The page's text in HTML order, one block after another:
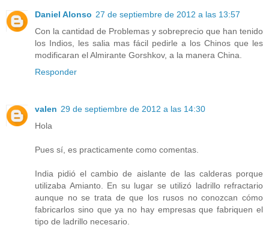
Daniel Alonso 27 de septiembre de 2012 a las 13:57
Con la cantidad de Problemas y sobreprecio que han tenido
los Indios, les salia mas fácil pedirle a los Chinos que les
modificaran el Almirante Gorshkov, a la manera China.
Responder
valen 29 de septiembre de 2012 a las 14:30
Hola
Pues sí, es practicamente como comentas.
India pidió el cambio de aislante de las calderas porque
utilizaba Amianto. En su lugar se utilizó ladrillo refractario
aunque no se trata de que los rusos no conozcan cómo
fabricarlos sino que ya no hay empresas que fabriquen el
tipo de ladrillo necesario.